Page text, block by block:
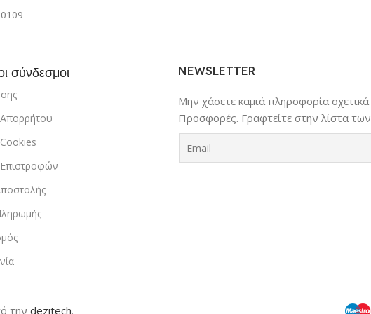
σύνδεσμοι
Απορρήτου
Επιστροφών
NEWSLETTER
Μην χάσετε καμιά πληροφορία σχετικά
Προσφορές. Γραφτείτε στην λίστα
την dezitech.